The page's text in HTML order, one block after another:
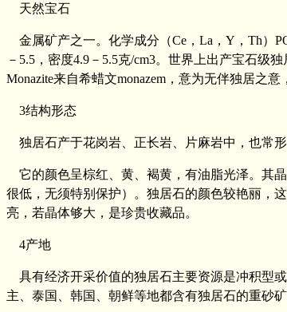
天然宝石
金属矿产之一。化学成分（Ce，La，Y，Th）
－5.5，密度4.9－5.5克/cm3。世界上出产宝石
Monazite来自希蜡文monazem，意为无伴独居之
3结构形态
独居石产于花岗岩、正长岩、片麻岩中，也常形
它的颜色呈棕红、黄、褐黄，有油脂光泽。其
很低，无须特别保护）。独居石的颜色较艳丽，
亮，若晶体够大，是珍贵收藏品。
4产地
具有经济开采价值的独居石主要资源是冲积型
主、泰国、韩国、朝鲜等地都含有独居石的重砂